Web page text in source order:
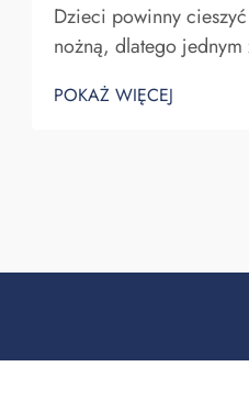
Dzieci powinny
nożną, dlatego jednym
skórze. Uważam, że
POKAŻ WIĘCEJ